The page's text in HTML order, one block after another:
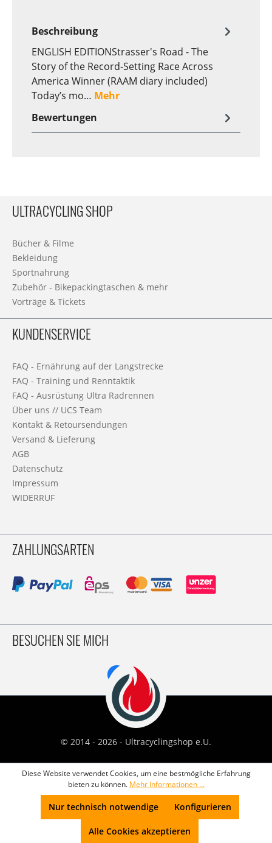
Beschreibung
ENGLISH EDITIONStrasser's Road - The
Story of the Record-Setting Race Across
America Winner (RAAM diary included)
Today’s mo… Mehr
Bewertungen
ULTRACYCLING SHOP
Bücher & Filme
Bekleidung
Sportnahrung
Zubehör - Bikepackingtaschen & mehr
Vorträge & Tickets
KUNDENSERVICE
FAQ - Ernährung auf der Langstrecke
FAQ - Training und Renntaktik
FAQ - Ausrüstung Ultra Radrennen
Über uns // UCS Team
Kontakt & Retoursendungen
Versand & Lieferung
AGB
Datenschutz
Impressum
WIDERRUF
ZAHLUNGSARTEN
BESUCHEN SIE MICH
© 2014 - 2026 - Ultracyclingshop e.U.
Diese Website verwendet Cookies, um eine bestmögliche Erfahrung
bieten zu können. Mehr Informationen ...
Nur technisch notwendige Konfigurieren
Alle Cookies akzeptieren